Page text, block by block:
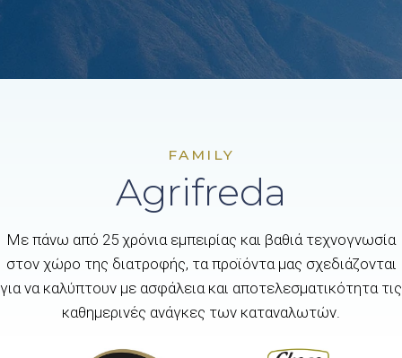
FAMILY
Agrifreda
Με πάνω από 25 χρόνια εμπειρίας και βαθιά τεχνογνωσία
στον χώρο της διατροφής, τα προϊόντα μας σχεδιάζονται
για να καλύπτουν με ασφάλεια και αποτελεσματικότητα τις
καθημερινές ανάγκες των καταναλωτών.